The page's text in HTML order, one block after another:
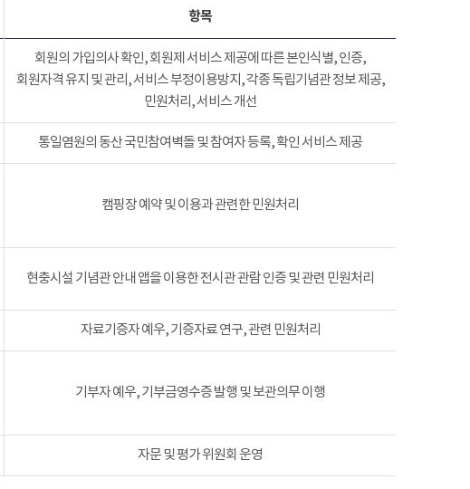
항목
회원의 가입의사 확인, 회원제 서비스 제공에 따른 본인식별, 인증,
회원자격 유지 및 관리, 서비스 부정이용방지, 각종 독립기념관 정보 제공,
민원처리, 서비스 개선
통일염원의 동산 국민참여벽돌 및 참여자 등록, 확인 서비스 제공
캠핑장 예약 및 이용과 관련한 민원처리
현충시설 기념관 안내 앱을 이용한 전시관 관람 인증 및 관련 민원처리
자료기증자 예우, 기증자료 연구, 관련 민원처리
기부자 예우, 기부금영수증 발행 및 보관의무 이행
자문 및 평가 위원회 운영